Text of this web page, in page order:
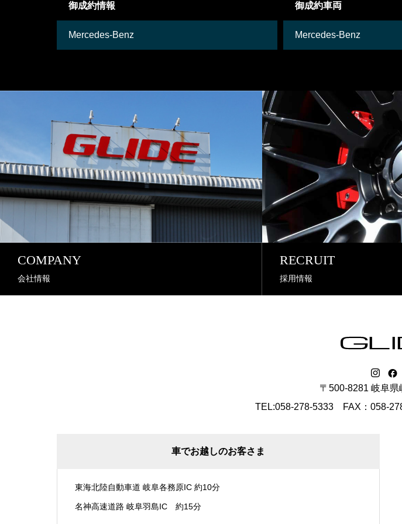
御成約情報
Mercedes-Benz
御成約車両
Mercedes-Benz
COMPANY
会社情報
RECRUIT
採用情報
〒500-8281 岐阜
TEL:058-278-5333 FAX：058-
車でお越しのお客さま
東海北陸自動車道 岐阜各務原IC 約10分
名神高速道路 岐阜羽島IC 約15分